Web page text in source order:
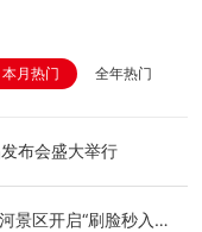
本月热门 全年热门
布会盛大举行
景区开启“刷脸秒入